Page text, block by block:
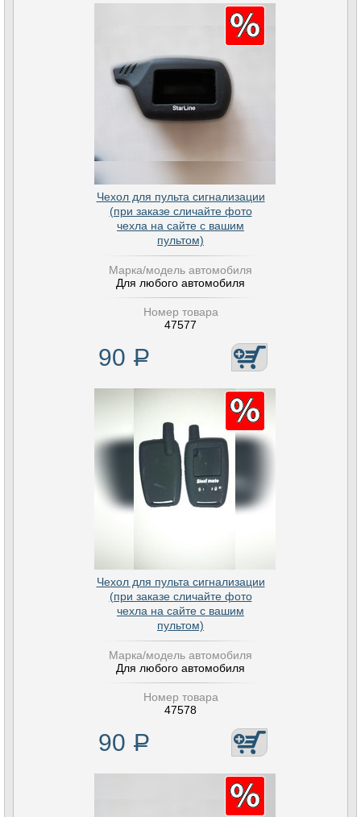
Чехол для пульта сигнализации
(при заказе сличайте фото
чехла на сайте с вашим
пультом)
Марка/модель автомобиля
Для любого автомобиля
Номер товара
47577
90 Р
Чехол для пульта сигнализации
(при заказе сличайте фото
чехла на сайте с вашим
пультом)
Марка/модель автомобиля
Для любого автомобиля
Номер товара
47578
90 Р